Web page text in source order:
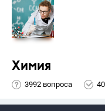
Химия
3992 вопроса